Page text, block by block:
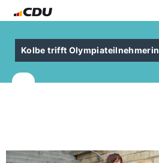
Kolbe trifft Olympiateilnehmerin